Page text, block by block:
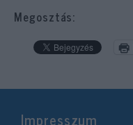
Megosztás:
Impresszum